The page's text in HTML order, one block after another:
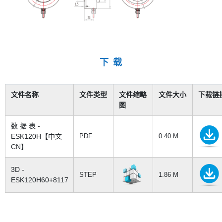
下 载
文件名称 文件类型
文件缩略
图
文件大小 下载链
数 据 表 -
ESK120H【中文
CN】
PDF 0.40 M
3D -
ESK120H60+8117
STEP 1.86 M